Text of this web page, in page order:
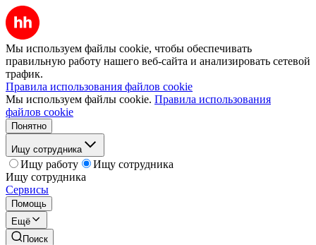
Мы используем файлы cookie, чтобы обеспечивать
правильную работу нашего веб-сайта и анализировать сетевой
трафик.
Правила использования файлов cookie
Мы используем файлы cookie. Правила использования
файлов cookie
Понятно
Ищу сотрудника
Ищу работу
Ищу сотрудника
Ищу сотрудника
Сервисы
Помощь
Ещё
Поиск